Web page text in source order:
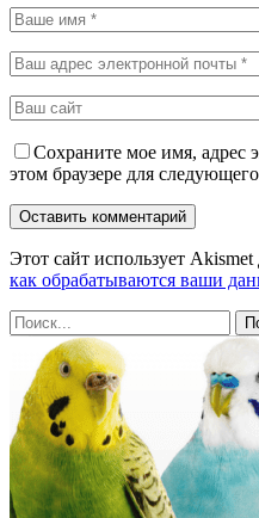
Сохраните мое имя, адрес
этом браузере для
Этот сайт использует
как обрабатываются ваши